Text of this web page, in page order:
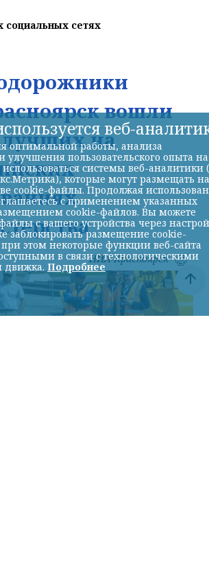
сетях
вошли
лучших на
НИА-Красноярск
веб-
оптимальной работы, анализа
улучшения пользовательского опыта на
использоваться системы веб-аналитики
которые могут размещать на
cookie-файлы. Продолжая
с применением указанных
cookie-файлов. Вы можете
с вашего устройства через
заблокировать размещение cookie-
этом некоторые функции веб-сайта
в связи с технологическими
движка. Подробнее